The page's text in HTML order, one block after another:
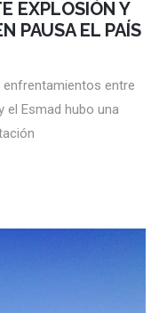
EXPLOSIÓN Y
PAUSA EL PAÍS
enfrentamientos entre
el Esmad hubo una